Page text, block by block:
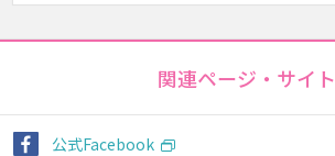
関連ページ・サイト
公式Facebook